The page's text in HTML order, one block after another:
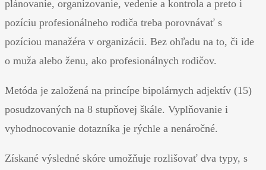
plánovanie, organizovanie, vedenie a kontrola a preto i
pozíciu profesionálneho rodiča treba porovnávať s
pozíciou manažéra v organizácii. Bez ohľadu na to, či ide
o muža alebo ženu, ako profesionálnych rodičov.
Metóda je založená na princípe bipolárnych adjektív (15)
posudzovaných na 8 stupňovej škále. Vyplňovanie i
vyhodnocovanie dotazníka je rýchle a nenáročné.
Získané výsledné skóre umožňuje rozlišovať dva typy, s